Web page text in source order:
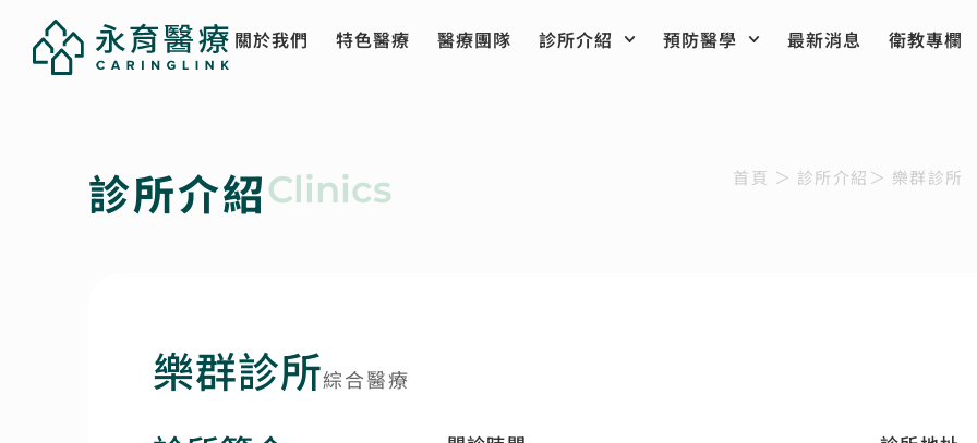
關於我們 特色醫療 醫療團隊 診所介紹 預防醫學 最新消息 衛教專欄
診所介紹Clinics 首頁 ＞ 診所介紹 ＞ 樂群診所
樂群診所綜合醫療